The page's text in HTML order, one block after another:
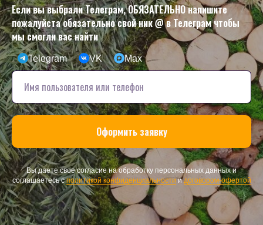
Если вы выбрали Телеграм, ОБЯЗАТЕЛЬНО напишите
пожалуйста обязательно свой ник @ в Телеграм чтобы
мы смогли вас найти
Telegram VK Max
Оформить заявку
Вы даете свое согласие на обработку персональных данных и
соглашаетесь сполитикой конфиденциальностиидоговором-офертой